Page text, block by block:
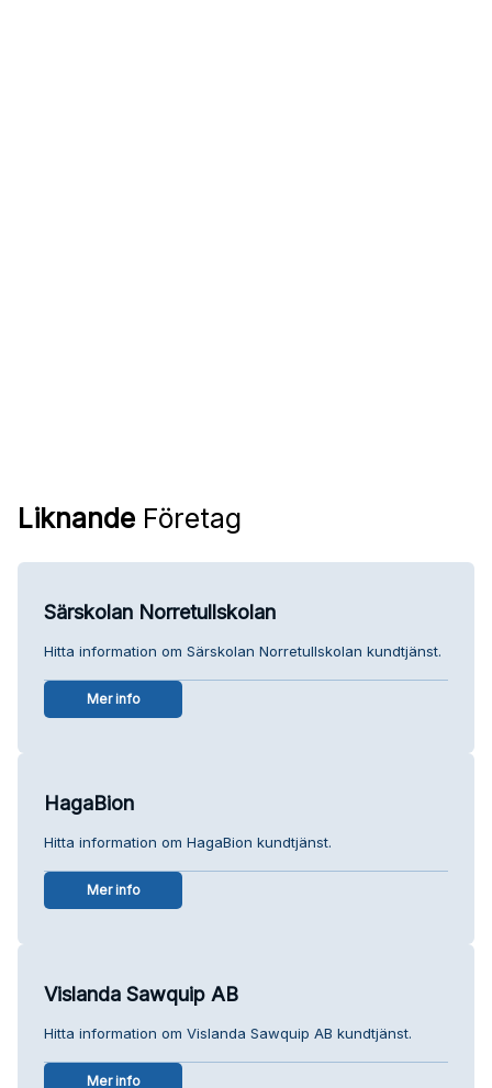
Liknande Företag
Särskolan Norretullskolan
Hitta information om Särskolan Norretullskolan kundtjänst.
Mer info
HagaBion
Hitta information om HagaBion kundtjänst.
Mer info
Vislanda Sawquip AB
Hitta information om Vislanda Sawquip AB kundtjänst.
Mer info